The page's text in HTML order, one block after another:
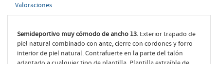
Valoraciones
Semideportivo muy cómodo de ancho 13. Exterior trapado de
piel natural combinado con ante, cierre con cordones y forro
interior de piel natural. Contrafuerte en la parte del talón